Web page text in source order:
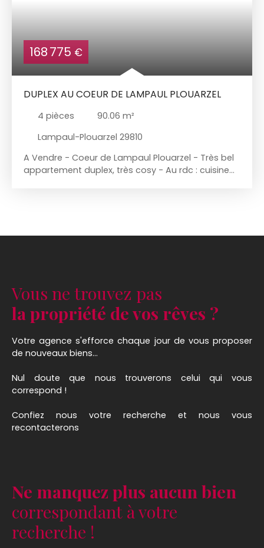
168 775 €
DUPLEX AU COEUR DE LAMPAUL PLOUARZEL
4 pièces 90.06 m²
Lampaul-Plouarzel 29810
A Vendre - Coeur de Lampaul Plouarzel - Très bel
appartement duplex, très cosy - Au rdc : cuisine
Vous ne trouvez pas
la propriété de vos rêves ?
Votre agence s'efforce chaque jour de vous proposer
de nouveaux biens...
Nul doute que nous trouverons celui qui vous
correspond !
Confiez nous votre recherche et nous vous
recontacterons
Ne manquez plus aucun bien
correspondant à votre
recherche !